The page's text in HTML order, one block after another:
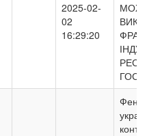
2025-02-
02
16:29:20